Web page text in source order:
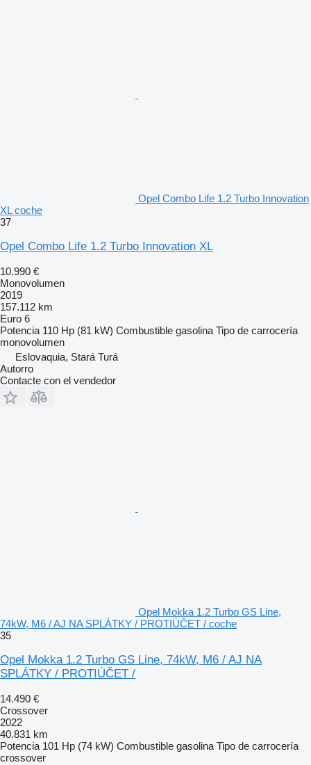
Opel Combo Life 1.2 Turbo Innovation
XL coche
37
Opel Combo Life 1.2 Turbo Innovation XL
10.990 €
Monovolumen
2019
157.112 km
Euro 6
Potencia 110 Hp (81 kW) Combustible gasolina Tipo de carrocería
monovolumen
Eslovaquia, Stará Turá
Autorro
Contacte con el vendedor
Opel Mokka 1.2 Turbo GS Line,
74kW, M6 / AJ NA SPLÁTKY / PROTIÚČET / coche
35
Opel Mokka 1.2 Turbo GS Line, 74kW, M6 / AJ NA
SPLÁTKY / PROTIÚČET /
14.490 €
Crossover
2022
40.831 km
Potencia 101 Hp (74 kW) Combustible gasolina Tipo de carrocería
crossover